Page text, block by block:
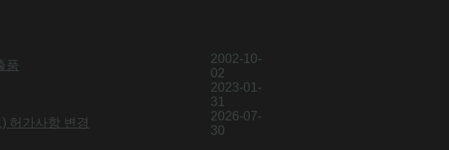
품
2002-10-
02
2023-01-
31
허가사항 변경
2026-07-
30